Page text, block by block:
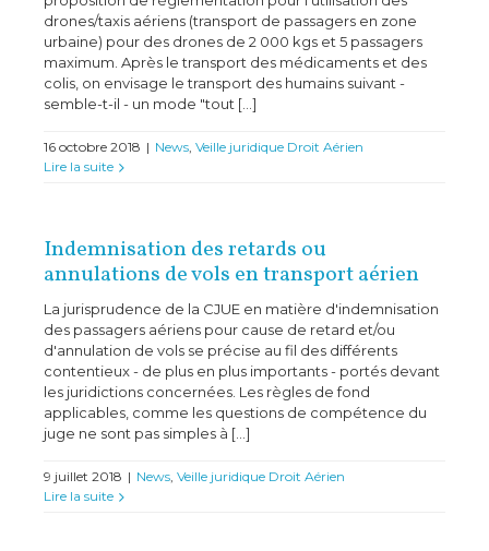
drones/taxis aériens (transport de passagers en zone
urbaine) pour des drones de 2 000 kgs et 5 passagers
maximum. Après le transport des médicaments et des
colis, on envisage le transport des humains suivant -
semble-t-il - un mode "tout [...]
16 octobre 2018 | News, Veille juridique Droit Aérien
Lire la suite
Indemnisation des retards ou
annulations de vols en transport aérien
La jurisprudence de la CJUE en matière d'indemnisation
des passagers aériens pour cause de retard et/ou
d'annulation de vols se précise au fil des différents
contentieux - de plus en plus importants - portés devant
les juridictions concernées. Les règles de fond
applicables, comme les questions de compétence du
juge ne sont pas simples à [...]
9 juillet 2018 | News, Veille juridique Droit Aérien
Lire la suite